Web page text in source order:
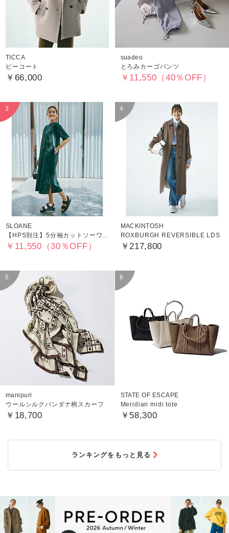
TICCA
ピーコート
￥66,000
suadeo
とろみカーゴパンツ
￥11,550（40％OFF）
SLOANE
【HPS別注】5分袖カットソーワンピース
￥11,550（30％OFF）
MACKINTOSH
ROXBURGH REVERSIBLE LDS
￥217,800
manipuri
ウールシルクバンダナ柄スカーフ
￥18,700
STATE OF ESCAPE
Meridian midi tote
￥58,300
ランキングをもっと見る